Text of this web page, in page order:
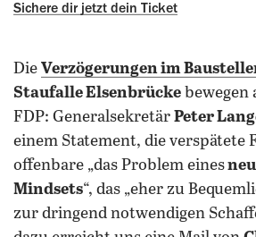
Sichere dir jetzt dein Ticket
Die Verzögerungen im
Staufalle Elsenbrücke bewegen
FDP: Generalsekretär Peter
einem Statement, die verspätete
offenbare „das Problem eines
Mindsets“, das „eher zu
zur dringend notwendigen